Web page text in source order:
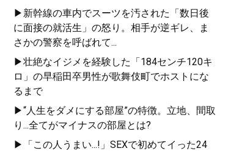
▶新幹線の車内でスーツを汚された「数日後
に面接の就活生」の怒り。相手が逆ギレ、ま
さかの警察を呼ばれて...
▶壮絶なイジメを経験した「184センチ120キ
ロ」の早稲田卒男性が歌舞伎町でホストにな
るまで
▶“人生をダメにする部屋”の特徴。立地、間取
り...全てがマイナスの部屋とは?
▶「この人うまい...!」SEXで初めてイった24